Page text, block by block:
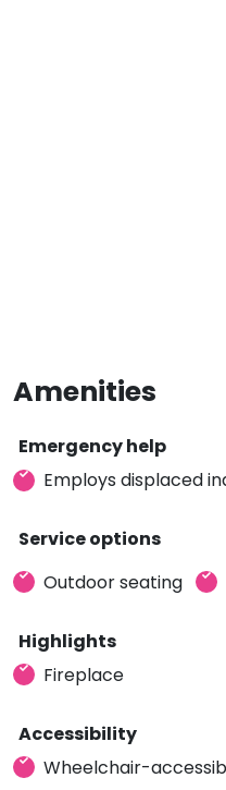
Amenities
Emergency help
Employs displaced
Service options
Outdoor seating
Highlights
Fireplace
Accessibility
Wheelchair-